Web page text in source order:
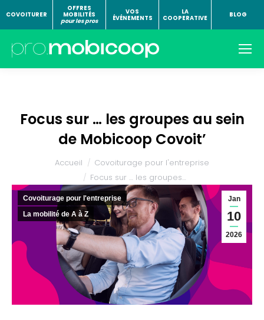
COVOITURER
OFFRES
MOBILITÉS
pour les pros
VOS
ÉVÉNEMENTS
LA
COOPERATIVE
BLOG
Focus sur … les groupes au sein
de Mobicoop Covoit’
Accueil
Covoiturage pour l'entreprise
Focus sur … les groupes…
Jan
10
2026
Covoiturage pour l'entreprise
La mobilité de A à Z